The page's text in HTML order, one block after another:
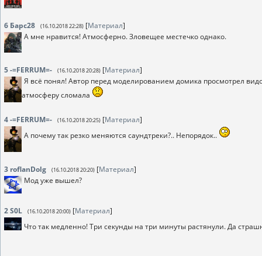
6 Барс28 (16.10.2018 22:28) [Материал]
А мне нравится! Атмосферно. Зловещее местечко однако.
5-=FERRUM=- (16.10.2018 20:28) [Материал]
Я всё понял! Автор перед моделированием домика просмотрел
атмосферу сломала
4-=FERRUM=- (16.10.2018 20:25) [Материал]
А почему так резко меняются саундтреки?.. Непорядок..
3 roflanDolg (16.10.2018 20:20) [Материал]
Мод уже вышел?
2S0L (16.10.2018 20:00) [Материал]
Что так медленно! Три секунды на три минуты растянули. Да